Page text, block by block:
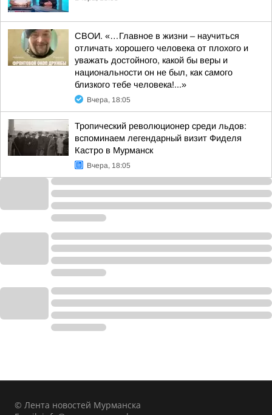
СВОИ. «…Главное в жизни – научиться
отличать хорошего человека от плохого и
уважать достойного, какой бы веры и
национальности он не был, как самого
близкого тебе человека!...»
Вчера, 18:05
Тропический революционер среди льдов:
вспоминаем легендарный визит Фиделя
Кастро в Мурманск
Вчера, 18:05
© Лента новостей Мурманска